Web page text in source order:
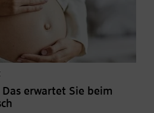
erwartet Sie beim